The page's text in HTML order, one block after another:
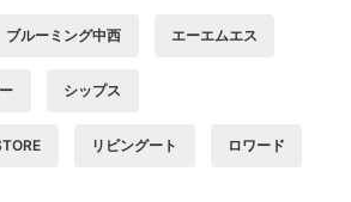
ブルーミング中西 エーエムエス
シップス
リビングート ロワード